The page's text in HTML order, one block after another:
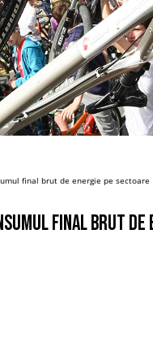
final brut de energie pe sectoare
final brut de